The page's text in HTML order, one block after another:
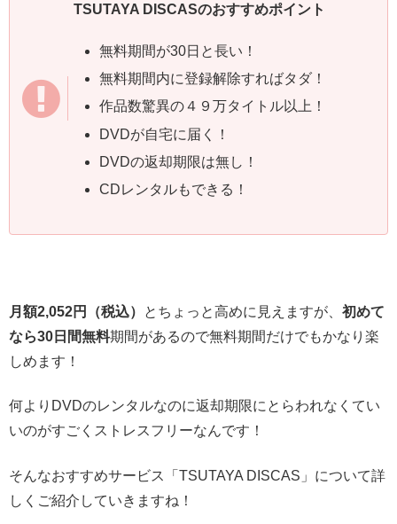
TSUTAYA DISCASのおすすめポイント
無料期間が30日と長い！
無料期間内に登録解除すればタダ！
作品数驚異の４９万タイトル以上！
DVDが自宅に届く！
DVDの返却期限は無し！
CDレンタルもできる！
月額2,052円（税込） とちょっと高めに見えますが、 初めて
なら30日間無料期間があるので無料期間だけでもかなり楽
しめます！
何よりDVDのレンタルなのに返却期限にとらわれなくてい
いのがすごくストレスフリーなんです！
そんなおすすめサービス「TSUTAYA DISCAS」について詳
しくご紹介していきますね！